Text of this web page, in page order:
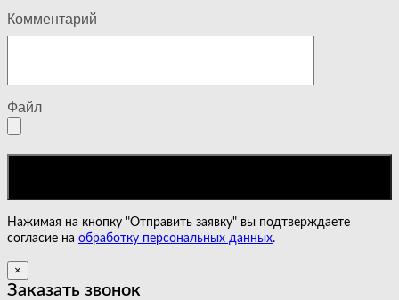
Комментарий
Файл
Нажимая на кнопку "Отправить заявку" вы подтверждаете
согласие на обработку персональных данных.
×
Заказать звонок